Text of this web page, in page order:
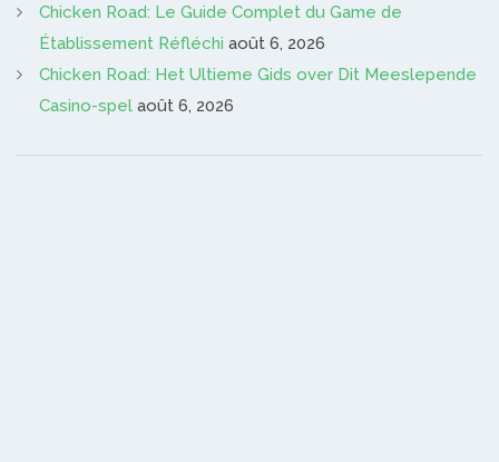
Chicken Road: Le Guide Complet du Game de
Établissement Réfléchi août 6, 2026
Chicken Road: Het Ultieme Gids over Dit Meeslepende
Casino-spel août 6, 2026